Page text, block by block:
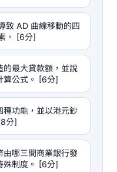
致 AD 曲線移動的四
。 [6分]
的最大貸款額，並說
算公式。 [6分]
種功能，並以港元鈔
分]
由哪三間商業銀行發
殊制度。 [6分]